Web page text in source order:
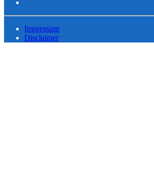
Impressum
Disclaimer